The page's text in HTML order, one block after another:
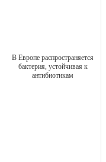
В Европе распространяется
бактерия, устойчивая к
антибиотикам